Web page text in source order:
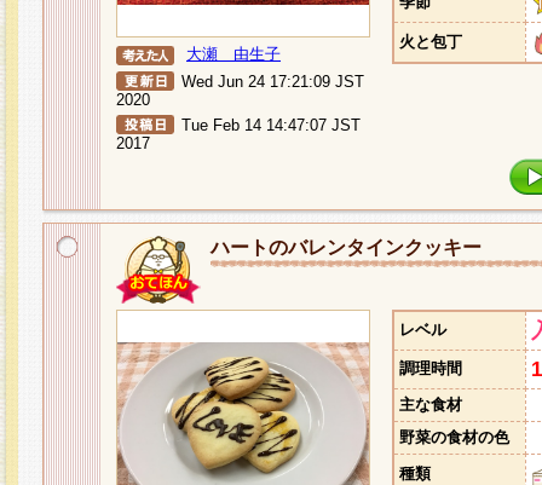
大瀬 由生子
Wed Jun 24 17:21:09 JST
2020
Tue Feb 14 14:47:07 JST
2017
火と包丁
ハートのバレンタインクッキー
レベル
調理時間
主な食材
野菜の食材の色
種類